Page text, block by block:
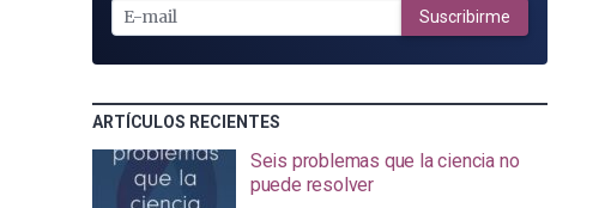
MAIL
Suscribirme
ARTÍCULOS RECIENTES
Seis problemas que la ciencia no
puede resolver